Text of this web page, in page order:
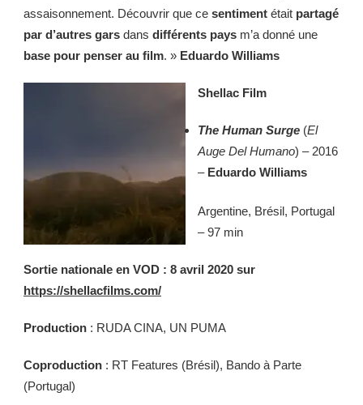
assaisonnement. Découvrir que ce sentiment était partagé
par d’autres gars dans différents pays m’a donné une
base pour penser au film. » Eduardo Williams
Shellac Film
The Human Surge (El
Auge Del Humano) – 2016
– Eduardo Williams
Argentine, Brésil, Portugal
– 97 min
Sortie nationale en VOD : 8 avril 2020 sur
https://shellacfilms.com/
Production : RUDA CINA, UN PUMA
Coproduction : RT Features (Brésil), Bando à Parte
(Portugal)